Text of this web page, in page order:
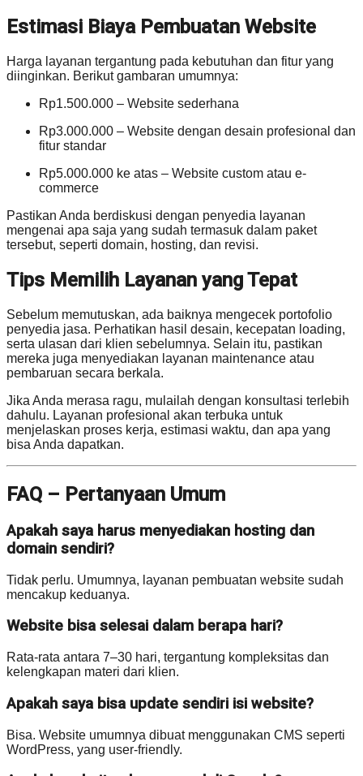
Estimasi Biaya Pembuatan Website
Harga layanan tergantung pada kebutuhan dan fitur yang
diinginkan. Berikut gambaran umumnya:
Rp1.500.000 – Website sederhana
Rp3.000.000 – Website dengan desain profesional dan
fitur standar
Rp5.000.000 ke atas – Website custom atau e-
commerce
Pastikan Anda berdiskusi dengan penyedia layanan
mengenai apa saja yang sudah termasuk dalam paket
tersebut, seperti domain, hosting, dan revisi.
Tips Memilih Layanan yang Tepat
Sebelum memutuskan, ada baiknya mengecek portofolio
penyedia jasa. Perhatikan hasil desain, kecepatan loading,
serta ulasan dari klien sebelumnya. Selain itu, pastikan
mereka juga menyediakan layanan maintenance atau
pembaruan secara berkala.
Jika Anda merasa ragu, mulailah dengan konsultasi terlebih
dahulu. Layanan profesional akan terbuka untuk
menjelaskan proses kerja, estimasi waktu, dan apa yang
bisa Anda dapatkan.
FAQ – Pertanyaan Umum
Apakah saya harus menyediakan hosting dan
domain sendiri?
Tidak perlu. Umumnya, layanan pembuatan website sudah
mencakup keduanya.
Website bisa selesai dalam berapa hari?
Rata-rata antara 7–30 hari, tergantung kompleksitas dan
kelengkapan materi dari klien.
Apakah saya bisa update sendiri isi website?
Bisa. Website umumnya dibuat menggunakan CMS seperti
WordPress, yang user-friendly.